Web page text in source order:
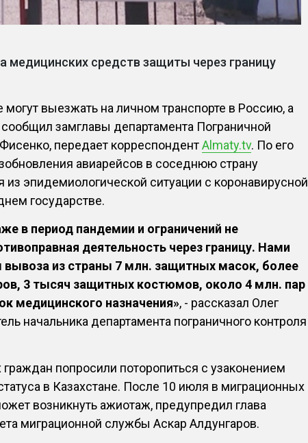
средств защиты через границу
выезжать на личном транспорте в Россию, а
сообщил замглавы департамента Пограничной
передает корреспондентAlmaty.tv. По его
авиарейсов в соседнюю страну
из эпидемиологической ситуации с коронавирусной
государстве.
в период пандемии и ограничений не
деятельность через границу. Нами
из страны 7 млн. защитных масок, более
3 тысяч защитных костюмов, около 4 млн. пар
медицинского назначения», - рассказал Олег
начальника департамента пограничного контроля
попросили поторопиться с узаконением
в Казахстане. После 10 июля в миграционных
возникнуть ажиотаж, предупредил глава
миграционной службы Аскар Алдунгаров.